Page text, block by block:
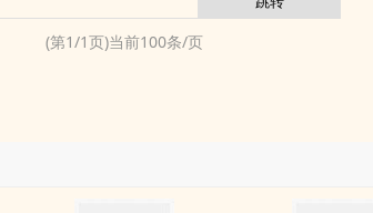
(第1/1页)当前100条/页